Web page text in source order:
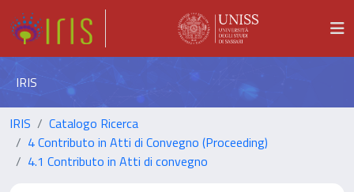
IRIS
IRIS
Catalogo Ricerca
4 Contributo in Atti di Convegno (Proceeding)
4.1 Contributo in Atti di convegno